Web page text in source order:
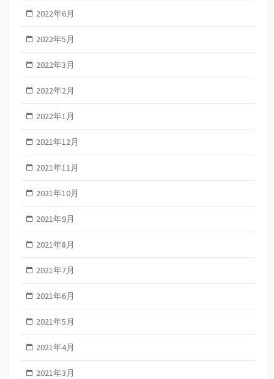
2022年6月
2022年5月
2022年3月
2022年2月
2022年1月
2021年12月
2021年11月
2021年10月
2021年9月
2021年8月
2021年7月
2021年6月
2021年5月
2021年4月
2021年3月